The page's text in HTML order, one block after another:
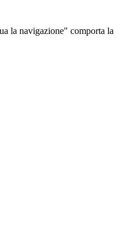
la navigazione" comporta la